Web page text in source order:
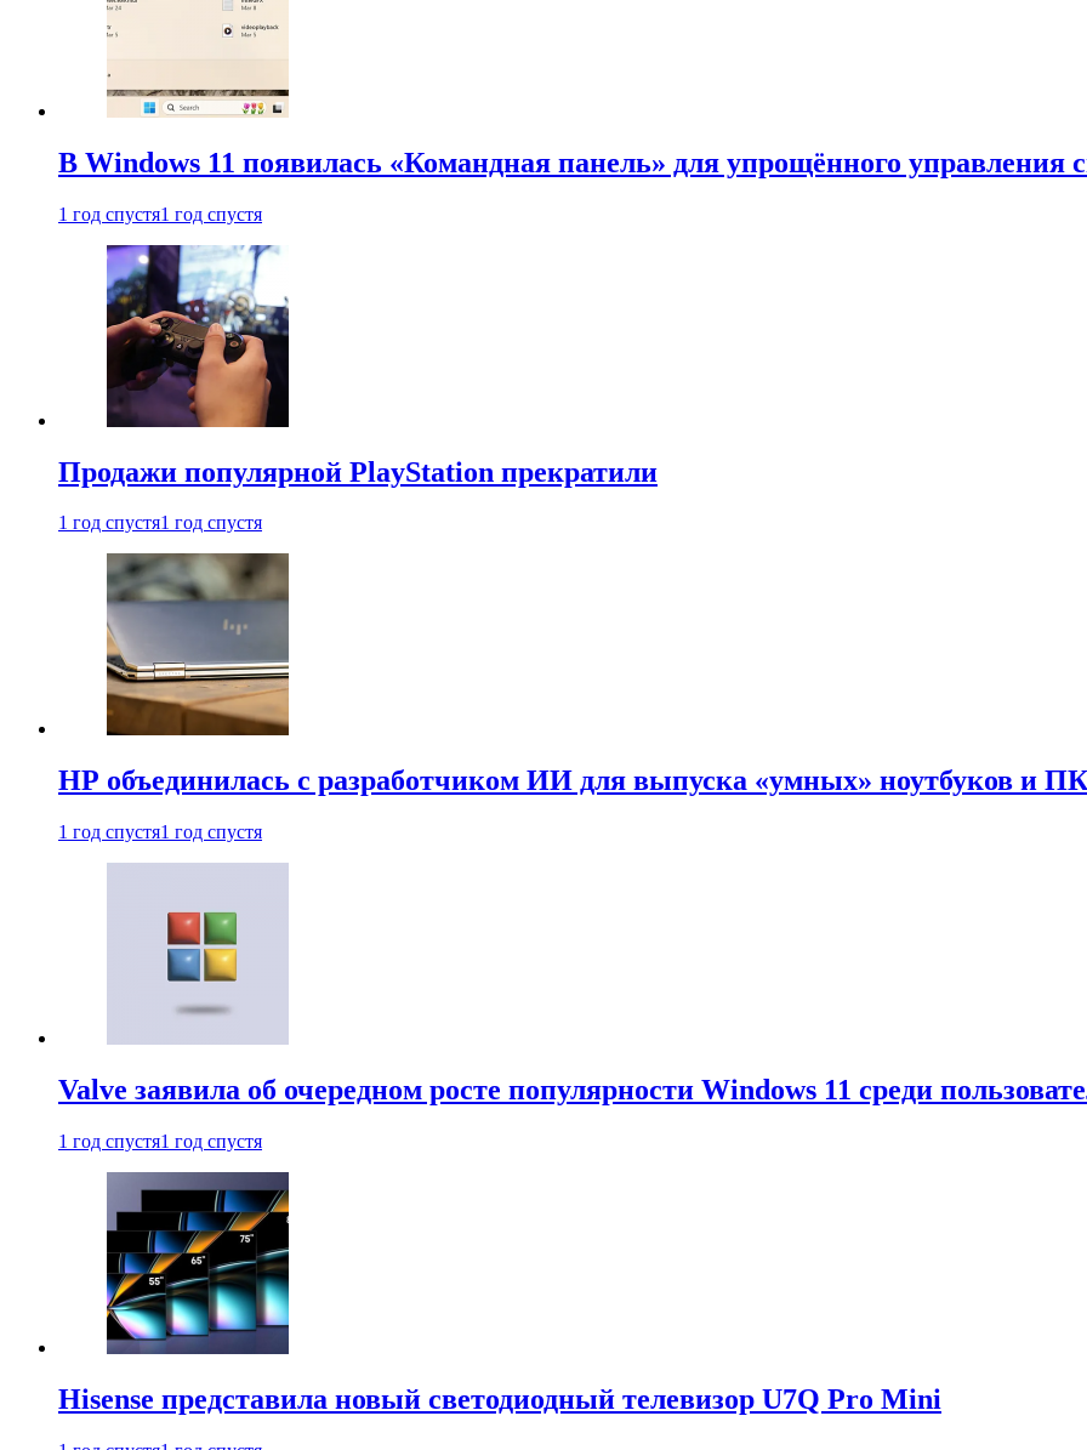
В Windows 11 появилась «Командная панель» для упрощённого управления
1 год спустя1 год спустя
Продажи популярной PlayStation прекратили
1 год спустя1 год спустя
HP объединилась с разработчиком ИИ для выпуска «умных» ноутбуков и ПК
1 год спустя1 год спустя
Valve заявила об очередном росте популярности Windows 11 среди
1 год спустя1 год спустя
Hisense представила новый светодиодный телевизор U7Q Pro Mini